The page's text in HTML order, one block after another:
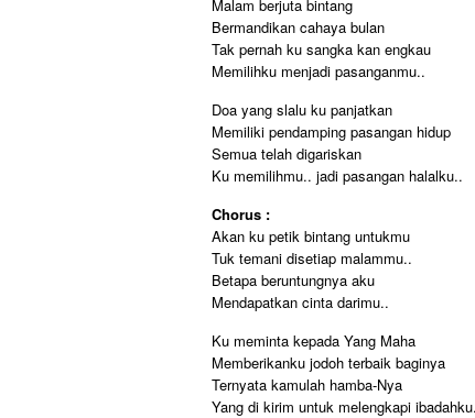
Malam berjuta bintang
Bermandikan cahaya bulan
Tak pernah ku sangka kan engkau
Memilihku menjadi pasanganmu..
Doa yang slalu ku panjatkan
Memiliki pendamping pasangan hidup
Semua telah digariskan
Ku memilihmu.. jadi pasangan halalku..
Chorus :
Akan ku petik bintang untukmu
Tuk temani disetiap malammu..
Betapa beruntungnya aku
Mendapatkan cinta darimu..
Ku meminta kepada Yang Maha
Memberikanku jodoh terbaik baginya
Ternyata kamulah hamba-Nya
Yang di kirim untuk melengkapi